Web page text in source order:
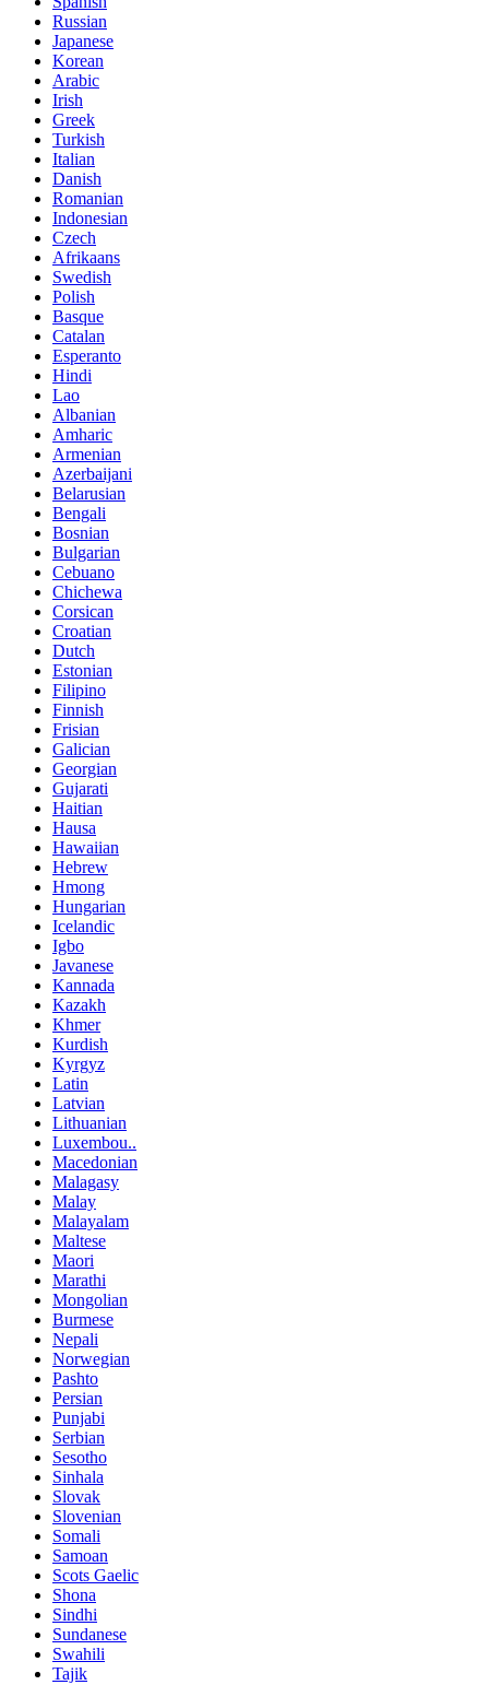
Russian
Japanese
Korean
Arabic
Irish
Greek
Turkish
Italian
Danish
Romanian
Indonesian
Czech
Afrikaans
Swedish
Polish
Basque
Catalan
Esperanto
Hindi
Lao
Albanian
Amharic
Armenian
Azerbaijani
Belarusian
Bengali
Bosnian
Bulgarian
Cebuano
Chichewa
Corsican
Croatian
Dutch
Estonian
Filipino
Finnish
Frisian
Galician
Georgian
Gujarati
Haitian
Hausa
Hawaiian
Hebrew
Hmong
Hungarian
Icelandic
Igbo
Javanese
Kannada
Kazakh
Khmer
Kurdish
Kyrgyz
Latin
Latvian
Lithuanian
Luxembou..
Macedonian
Malagasy
Malay
Malayalam
Maltese
Maori
Marathi
Mongolian
Burmese
Nepali
Norwegian
Pashto
Persian
Punjabi
Serbian
Sesotho
Sinhala
Slovak
Slovenian
Somali
Samoan
Scots Gaelic
Shona
Sindhi
Sundanese
Swahili
Tajik